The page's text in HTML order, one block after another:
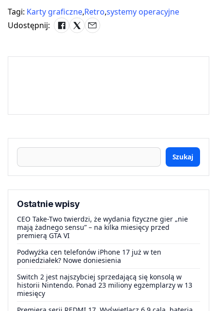
Tagi: Karty graficzne,Retro,systemy operacyjne
Udostępnij:
Szukaj
Ostatnie wpisy
CEO Take-Two twierdzi, że wydania fizyczne gier „nie
mają żadnego sensu” – na kilka miesięcy przed
premierą GTA VI
Podwyżka cen telefonów iPhone 17 już w ten
poniedziałek? Nowe doniesienia
Switch 2 jest najszybciej sprzedającą się konsolą w
historii Nintendo. Ponad 23 miliony egzemplarzy w 13
miesięcy